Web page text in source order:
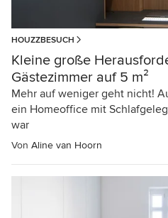
HOUZZBESUCH
Kleine große
Gästezimmer auf 5 m²
Mehr auf weniger geht nicht!
ein Homeoffice mit
war
Von Aline van Hoorn